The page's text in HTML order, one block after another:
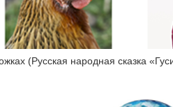
(Русская народная сказка